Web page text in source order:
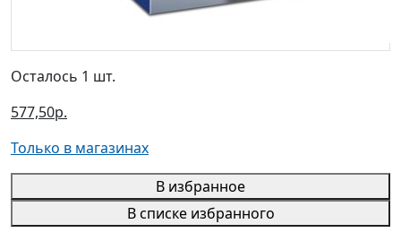
Осталось 1 шт.
577,50р.
Только в магазинах
В избранное
В списке избранного